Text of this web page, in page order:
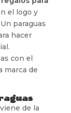
el logo y
paraguas
hacer
con el
marca de
de la